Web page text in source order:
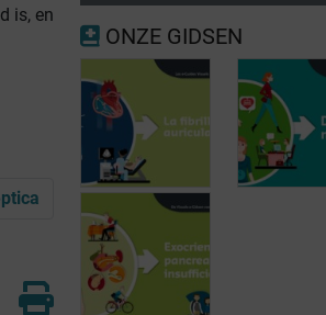
is, en
ONZE GIDSEN